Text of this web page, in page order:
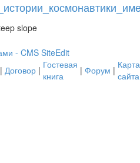
slope
| Договор | Гостевая
книга
| Форум | Карта
сайта